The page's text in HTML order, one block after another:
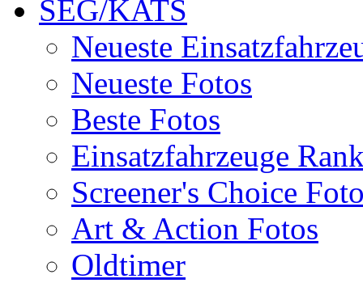
SEG/KATS
Neueste
Neueste Fotos
Beste Fotos
Einsatzfahrzeuge
Screener's Choice
Art & Action Fotos
Oldtimer